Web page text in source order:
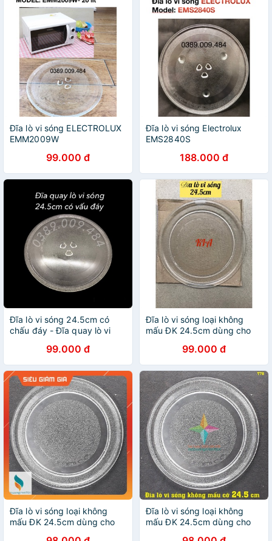
Đĩa lò vi sóng ELECTROLUX
EMM2009W
99.000 đ
Đĩa lò vi sóng Electrolux
EMS2840S
188.000 đ
Đĩa lò vi sóng 24.5cm có
chấu đáy - Đĩa quay lò vi
99.000 đ
Đĩa lò vi sóng loại không
mấu ĐK 24.5cm dùng cho
99.000 đ
Đĩa lò vi sóng loại không
mấu ĐK 24.5cm dùng cho
Đĩa lò vi sóng loại không
mấu ĐK 24.5cm dùng cho